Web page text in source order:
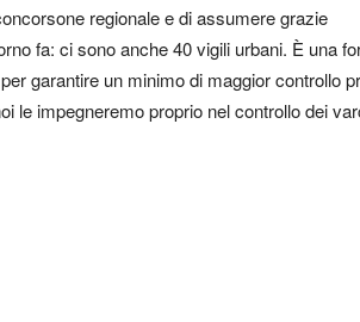
regionale e di assumere grazie
fa: ci sono anche 40 vigili urbani. È una
garantire un minimo di maggior controllo
le impegneremo proprio nel controllo dei